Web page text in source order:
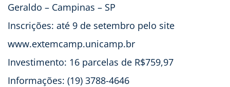
Geraldo – Campinas – SP
Inscrições: até 9 de setembro pelo site
www.extemcamp.unicamp.br
Investimento: 16 parcelas de R$759,97
Informações: (19) 3788-4646